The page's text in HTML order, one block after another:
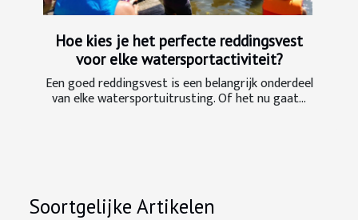
Hoe kies je het perfecte reddingsvest
voor elke watersportactiviteit?
Een goed reddingsvest is een belangrijk onderdeel
van elke watersportuitrusting. Of het nu gaat...
Soortgelijke Artikelen